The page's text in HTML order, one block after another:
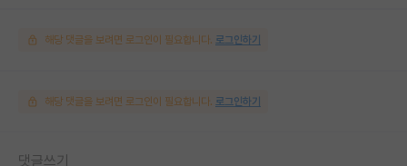
해당 댓글을 보려면 로그인이 필요합니다. 로그인하기
해당 댓글을 보려면 로그인이 필요합니다. 로그인하기
댓글쓰기